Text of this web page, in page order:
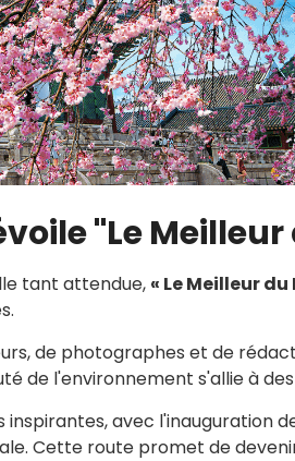
"Le Meilleur
tant attendue, « Le Meilleur
de photographes et de
de l'environnement s'allie à
avec l'inauguration
Cette route promet de